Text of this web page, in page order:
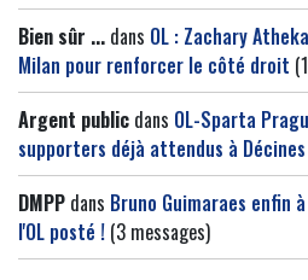
Bien sûr ... dans OL : Zachary
Milan pour renforcer le côté droit
Argent public dans OL-Sparta
supporters déjà attendus à Décines
DMPP dans Bruno Guimaraes enfin
l'OL posté ! (3 messages)